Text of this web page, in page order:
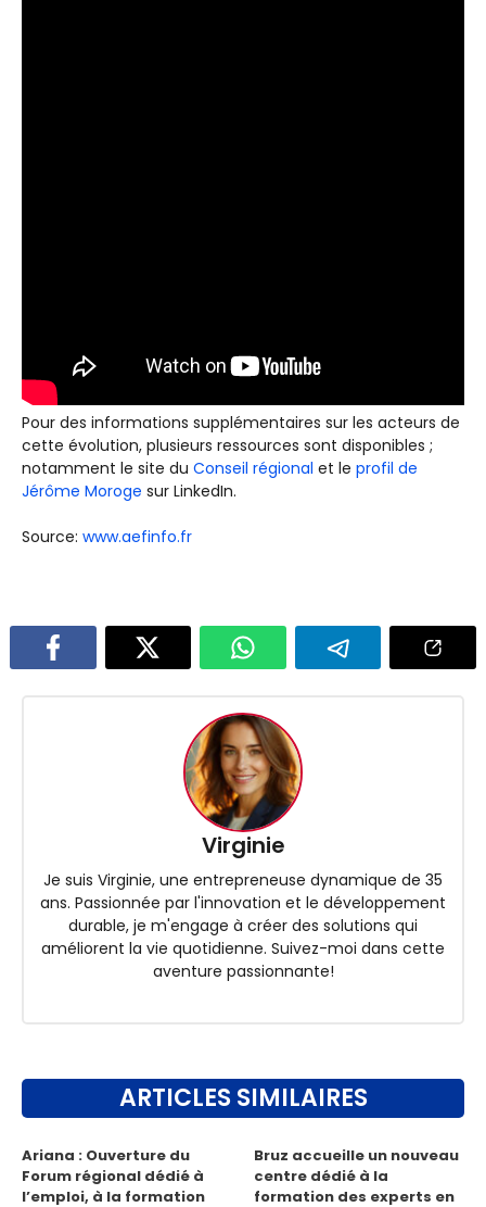
Pour des informations supplémentaires sur les acteurs de
cette évolution, plusieurs ressources sont disponibles ;
notamment le site du Conseil régional et le profil de
Jérôme Moroge sur LinkedIn.
Source: www.aefinfo.fr
Virginie
Je suis Virginie, une entrepreneuse dynamique de 35
ans. Passionnée par l'innovation et le développement
durable, je m'engage à créer des solutions qui
améliorent la vie quotidienne. Suivez-moi dans cette
aventure passionnante!
ARTICLES SIMILAIRES
Ariana : Ouverture du
Forum régional dédié à
l’emploi, à la formation
Bruz accueille un nouveau
centre dédié à la
formation des experts en